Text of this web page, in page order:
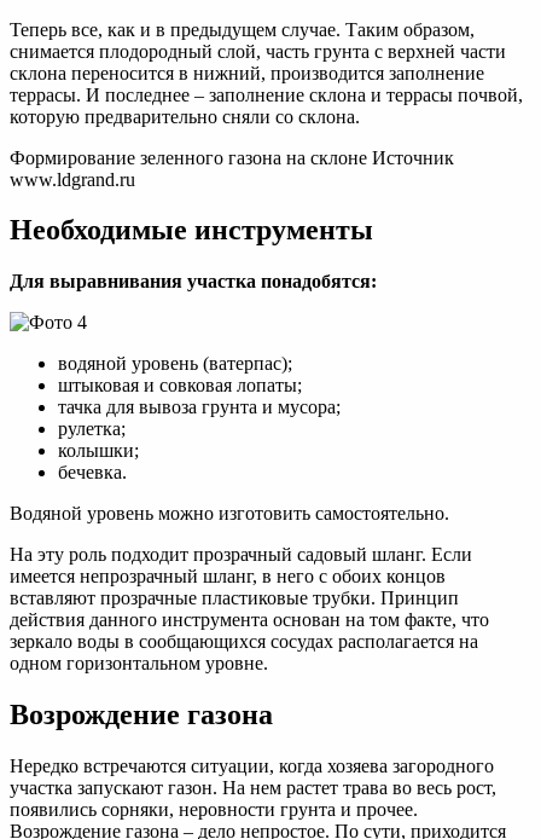
Теперь все, как и в предыдущем случае. Таким образом,
снимается плодородный слой, часть грунта с верхней части
склона переносится в нижний, производится заполнение
террасы. И последнее – заполнение склона и террасы почвой,
которую предварительно сняли со склона.
Формирование зеленного газона на склоне Источник
www.ldgrand.ru
Необходимые инструменты
Для выравнивания участка понадобятся:
водяной уровень (ватерпас);
штыковая и совковая лопаты;
тачка для вывоза грунта и мусора;
рулетка;
колышки;
бечевка.
Водяной уровень можно изготовить самостоятельно.
На эту роль подходит прозрачный садовый шланг. Если
имеется непрозрачный шланг, в него с обоих концов
вставляют прозрачные пластиковые трубки. Принцип
действия данного инструмента основан на том факте, что
зеркало воды в сообщающихся сосудах располагается на
одном горизонтальном уровне.
Возрождение газона
Нередко встречаются ситуации, когда хозяева загородного
участка запускают газон. На нем растет трава во весь рост,
появились сорняки, неровности грунта и прочее.
Возрождение газона – дело непростое. По сути, приходится